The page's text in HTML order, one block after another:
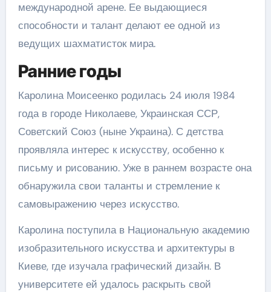
международной арене. Ее выдающиеся
способности и талант делают ее одной из
ведущих шахматисток мира.
Ранние годы
Каролина Моисеенко родилась 24 июля 1984
года в городе Николаеве, Украинская ССР,
Советский Союз (ныне Украина). С детства
проявляла интерес к искусству, особенно к
письму и рисованию. Уже в раннем возрасте она
обнаружила свои таланты и стремление к
самовыражению через искусство.
Каролина поступила в Национальную академию
изобразительного искусства и архитектуры в
Киеве, где изучала графический дизайн. В
университете ей удалось раскрыть свой